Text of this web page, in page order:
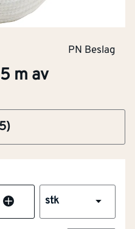
PN Beslag
m av
stk